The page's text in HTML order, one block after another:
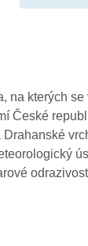
na kterých
České